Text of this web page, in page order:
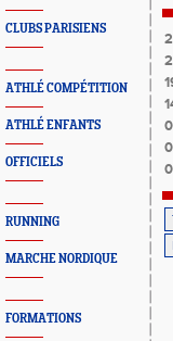
CLUBS PARISIENS
ATHLÉ COMPÉTITION
ATHLÉ ENFANTS
OFFICIELS
RUNNING
MARCHE NORDIQUE
FORMATIONS